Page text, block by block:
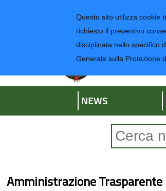
Questo sito utilizza cookie
richiesto il preventivo
disciplinata nello specifico
Generale sulla Protezione
Regione Liguria
NEWS
Amministrazione Trasparente